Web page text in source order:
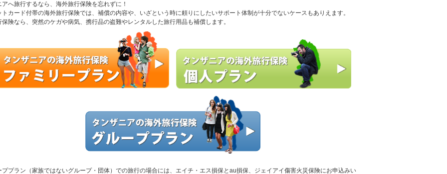
アへ旅行するなら、海外旅行保険を忘れずに！
トカード付帯の海外旅行保険では、補償の内容や、いざという時に頼りにしたいサポート体制が十分でないケースもありえます。
保険なら、突然のケガや病気、携行品の盗難やレンタルした旅行用品も補償します。
プラン（家族ではないグループ・団体）での旅行の場合には、エイチ・エス損保とau損保、ジェイアイ傷害火災保険にお申込みい